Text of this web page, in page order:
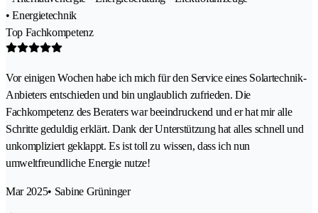
• Energietechnik
Top Fachkompetenz
Vor einigen Wochen habe ich mich für den Service eines Solartechnik-
Anbieters entschieden und bin unglaublich zufrieden. Die
Fachkompetenz des Beraters war beeindruckend und er hat mir alle
Schritte geduldig erklärt. Dank der Unterstützung hat alles schnell und
unkompliziert geklappt. Es ist toll zu wissen, dass ich nun
umweltfreundliche Energie nutze!
Mar 2025• Sabine Grüninger